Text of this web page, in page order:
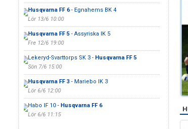
Husqvarna FF 6- Egnahems BK 4
Lör 13/6 10:00
Husqvarna FF 5- Assyriska IK 5
Fre 12/6 19:00
Lekeryd-Svarttorps SK 3 - Husqvarna FF 5
Sön 7/6 15:00
Husqvarna FF 3- Mariebo IK 3
Lör 6/6 12:00
Habo IF 10 - Husqvarna FF 6
Lör 6/6 11:15